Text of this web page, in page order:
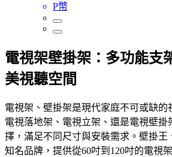
P幣
電視架壁掛架：多功能支
美視聽空間
電視架、壁掛架是現代家庭不可或缺的
電視落地架、電視立架、還是電視壁掛
擇，滿足不同尺寸與安裝需求。壁掛王
知名品牌，提供從60吋到120吋的電視